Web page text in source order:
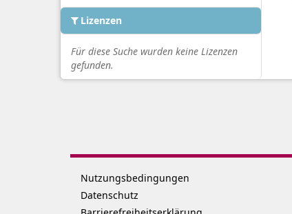
Lizenzen
Für diese Suche wurden keine Lizenzen
gefunden.
Nutzungsbedingungen
Datenschutz